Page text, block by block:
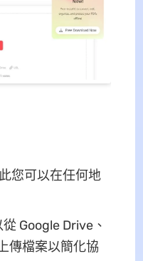
您可以在任何地
Google Drive、
傳檔案以簡化協